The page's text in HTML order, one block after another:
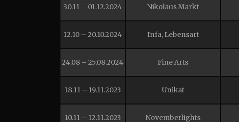
30.11 – 01.12.2024 Nikolaus Markt
12.10 – 20.10.2024 Infa, Lebensart
24.08 – 25.08.2024 Fine Arts
18.11 – 19.11.2023 Unikat
10.11 – 12.11.2023 Novemberlights